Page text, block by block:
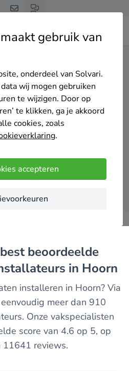
gebruik van
onderdeel van Solvari.
wij mogen gebruiken
te wijzigen. Door op
te klikken, ga je akkoord
cookies, zoals
.
accepteren
en vrijblijvend
in Hoorn
offertes
in Hoorn
installeren in Hoorn? Via
meer dan 910
Onze vakspecialisten
score van 4.6 op 5, op
11641 reviews.